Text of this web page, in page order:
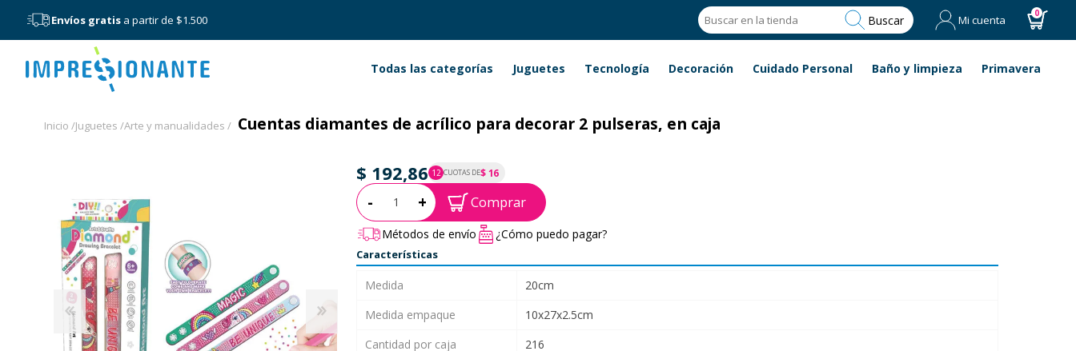
Envíos gratis a partir de $1.500 Buscar Mi cuenta 0
Menú Todas las categorías Juguetes Tecnología Decoración Cuidado Personal Baño y limpieza Primavera
Inicio /Juguetes /Arte y manualidades / Cuentas diamantes de acrílico para decorar 2 pulseras, en caja
$ 192,86 12 CUOTAS DE$ 16
P.T.F. $ 193
Cantidad:
- + Comprar
Métodos de envío ¿Cómo puedo pagar?
Características
Medida
20cm
Medida empaque
10x27x2.5cm
Cantidad por caja
216